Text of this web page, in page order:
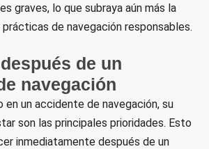
graves, lo que subraya aún más la
de navegación responsables.
de un
navegación
en un accidente de navegación, su
son las principales prioridades. Esto
inmediatamente después de un